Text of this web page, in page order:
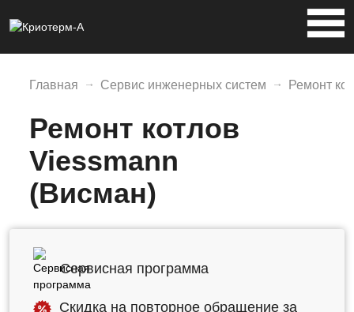
Главная Сервис инженерных систем Ремонт
Ремонт котлов
Viessmann
(Висман)
Сервисная программа
Скидка на повторное обращение за